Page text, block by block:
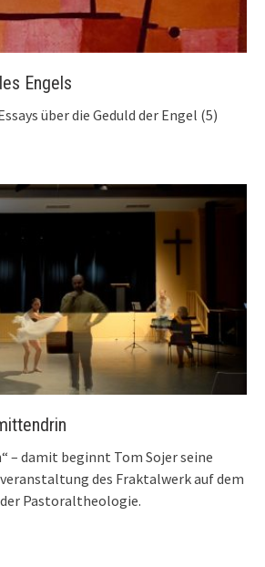
Engels
über die Geduld der Engel (5)
– damit beginnt Tom Sojer seine
des Fraktalwerk auf dem
Pastoraltheologie.